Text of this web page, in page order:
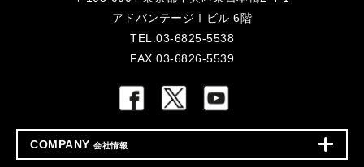
アドバンテージⅠビル 6階
TEL.03-6825-5538
FAX.03-6826-5539
COMPANY 会社情報